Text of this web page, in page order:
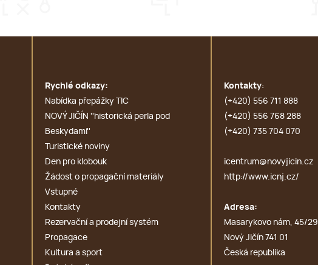
Rychlé odkazy:
Nabídka přepážky TIC
NOVÝ JIČÍN ''historická perla pod
Beskydami''
Turistické noviny
Den pro klobouk
Žádost o propagační materiály
Vstupné
Kontakty
Rezervační a prodejní systém
Propagace
Kultura a sport
Kontakty:
(+420) 556 711 888
(+420) 556 768 288
(+420) 735 704 070
icentrum@novyjicin.cz
http://www.icnj.cz/
Adresa:
Masarykovo nám, 45/29
Nový Jičín 741 01
Česká republika